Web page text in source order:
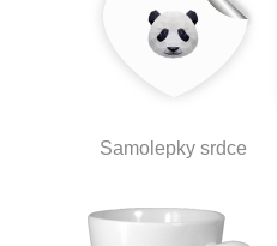
Samolepky srdce